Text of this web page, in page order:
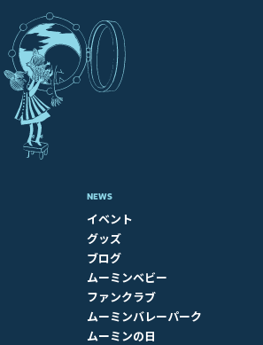
NEWS
イベント
グッズ
ブログ
ムーミンベビー
ファンクラブ
ムーミンバレーパーク
ムーミンの日